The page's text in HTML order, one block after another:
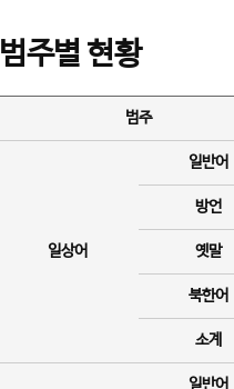
범주별 현황
범주
일상어
일반어
방언
옛말
북한어
소계
일반어